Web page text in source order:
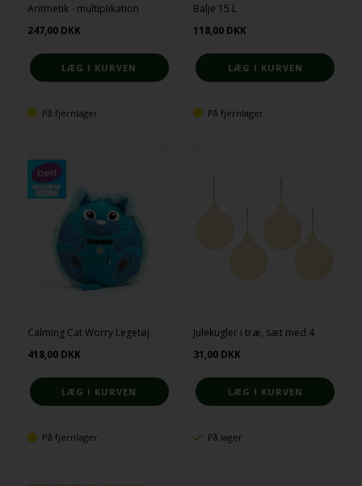
Aritmetik - multiplikation
247,00 DKK
På fjernlager
Balje 15 L
118,00 DKK
På fjernlager
Calming Cat Worry Legetøj
418,00 DKK
På fjernlager
Julekugler i træ, sæt med 4
31,00 DKK
På lager